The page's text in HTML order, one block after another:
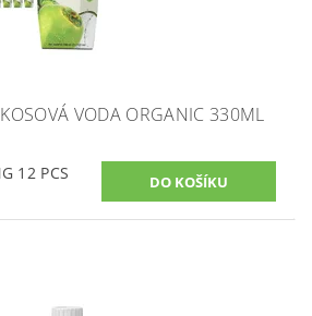
VODA ORGANIC 330ML
12 PCS